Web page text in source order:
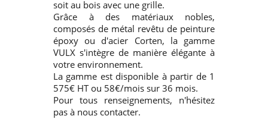
soit au bois avec une grille.
Grâce à des matériaux nobles,
composés de métal revêtu de peinture
époxy ou d'acier Corten, la gamme
VULX s'intègre de manière élégante à
votre environnement.
La gamme est disponible à partir de 1
575€ HT ou 58€/mois sur 36 mois.
Pour tous renseignements, n'hésitez
pas à nous contacter.